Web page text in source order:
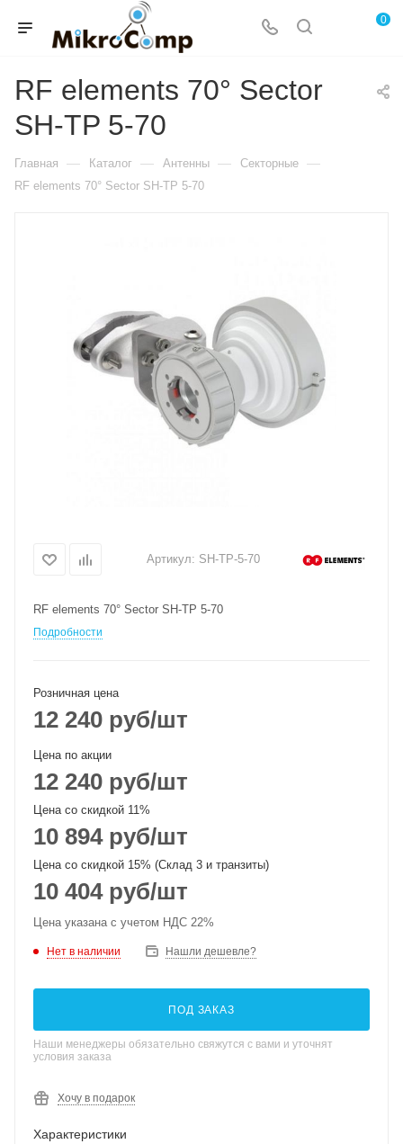
0
RF elements 70° Sector
SH-TP 5-70
Главная — Каталог — Антенны — Секторные —
RF elements 70° Sector SH-TP 5-70
Артикул: SH-TP-5-70
RF elements 70° Sector SH-TP 5-70
Подробности
Розничная цена
12 240 руб/шт
Цена по акции
12 240 руб/шт
Цена со скидкой 11%
10 894руб/шт
Цена со скидкой 15% (Склад 3 и транзиты)
10 404руб/шт
Цена указана с учетом НДС 22%
Нет в наличии Нашли дешевле?
ПОД ЗАКАЗ
Наши менеджеры обязательно свяжутся с вами и уточнят
условия заказа
Хочу в подарок
Характеристики